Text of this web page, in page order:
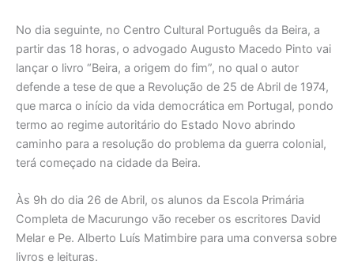
No dia seguinte, no Centro Cultural Português da Beira, a
partir das 18 horas, o advogado Augusto Macedo Pinto vai
lançar o livro “Beira, a origem do fim”, no qual o autor
defende a tese de que a Revolução de 25 de Abril de 1974,
que marca o início da vida democrática em Portugal, pondo
termo ao regime autoritário do Estado Novo abrindo
caminho para a resolução do problema da guerra colonial,
terá começado na cidade da Beira.
Às 9h do dia 26 de Abril, os alunos da Escola Primária
Completa de Macurungo vão receber os escritores David
Melar e Pe. Alberto Luís Matimbire para uma conversa sobre
livros e leituras.